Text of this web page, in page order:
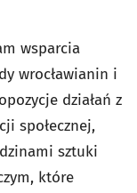
wsparcia
wrocławianin i
działań z
społecznej,
sztuki
które